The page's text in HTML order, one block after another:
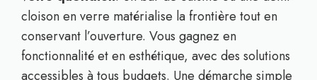
cloison en verre matérialise la frontière tout en
conservant l’ouverture. Vous gagnez en
fonctionnalité et en esthétique, avec des solutions
accessibles à tous budgets. Une démarche simple